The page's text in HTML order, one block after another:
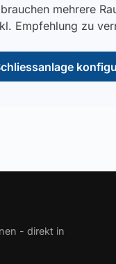
mehrere
Empfehlung zu
- direkt in